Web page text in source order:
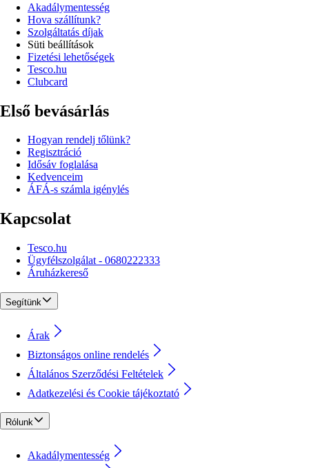
Akadálymentesség
Hova szállítunk?
Szolgáltatás díjak
Süti beállítások
Fizetési lehetőségek
Tesco.hu
Clubcard
Első bevásárlás
Hogyan rendelj tőlünk?
Regisztráció
Idősáv foglalása
Kedvenceim
ÁFÁ-s számla igénylés
Kapcsolat
Tesco.hu
Ügyfélszolgálat - 0680222333
Áruházkereső
Segítünk
Árak
Biztonságos online rendelés
Általános Szerződési Feltételek
Adatkezelési és Cookie tájékoztató
Rólunk
Akadálymentesség